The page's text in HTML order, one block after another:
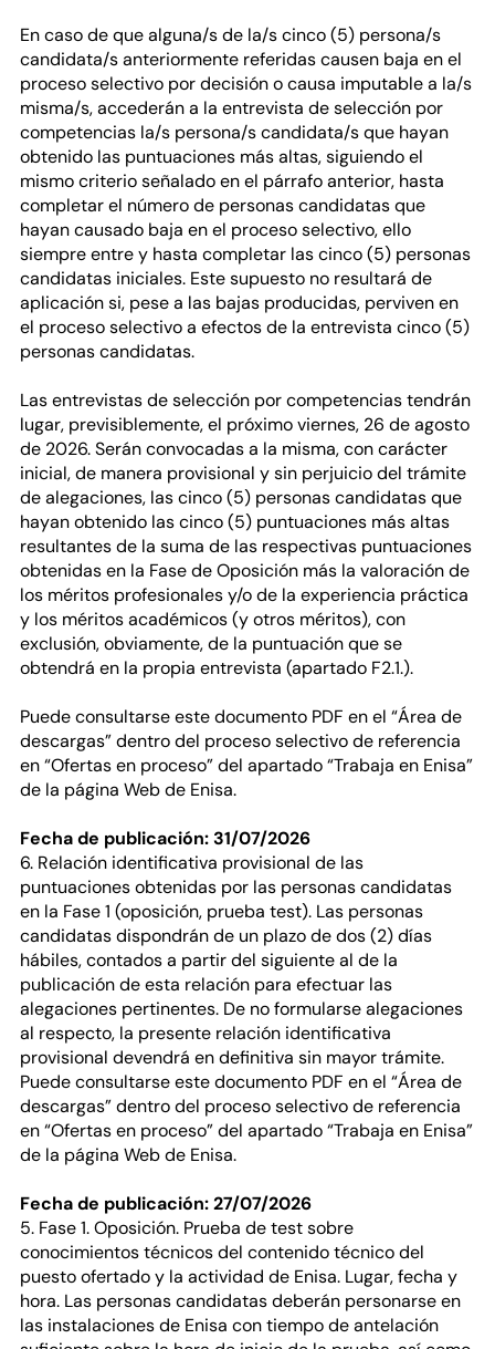
En caso de que alguna/s de la/s cinco (5) persona/s
candidata/s anteriormente referidas causen baja en el
proceso selectivo por decisión o causa imputable a la/s
misma/s, accederán a la entrevista de selección por
competencias la/s persona/s candidata/s que hayan
obtenido las puntuaciones más altas, siguiendo el
mismo criterio señalado en el párrafo anterior, hasta
completar el número de personas candidatas que
hayan causado baja en el proceso selectivo, ello
siempre entre y hasta completar las cinco (5) personas
candidatas iniciales. Este supuesto no resultará de
aplicación si, pese a las bajas producidas, perviven en
el proceso selectivo a efectos de la entrevista cinco (5)
personas candidatas.
Las entrevistas de selección por competencias tendrán
lugar, previsiblemente, el próximo viernes, 26 de agosto
de 2026. Serán convocadas a la misma, con carácter
inicial, de manera provisional y sin perjuicio del trámite
de alegaciones, las cinco (5) personas candidatas que
hayan obtenido las cinco (5) puntuaciones más altas
resultantes de la suma de las respectivas puntuaciones
obtenidas en la Fase de Oposición más la valoración de
los méritos profesionales y/o de la experiencia práctica
y los méritos académicos (y otros méritos), con
exclusión, obviamente, de la puntuación que se
obtendrá en la propia entrevista (apartado F2.1.).
Puede consultarse este documento PDF en el “Área de
descargas” dentro del proceso selectivo de referencia
en “Ofertas en proceso” del apartado “Trabaja en Enisa”
de la página Web de Enisa.
Fecha de publicación: 31/07/2026
6. Relación identificativa provisional de las
puntuaciones obtenidas por las personas candidatas
en la Fase 1 (oposición, prueba test). Las personas
candidatas dispondrán de un plazo de dos (2) días
hábiles, contados a partir del siguiente al de la
publicación de esta relación para efectuar las
alegaciones pertinentes. De no formularse alegaciones
al respecto, la presente relación identificativa
provisional devendrá en definitiva sin mayor trámite.
Puede consultarse este documento PDF en el “Área de
descargas” dentro del proceso selectivo de referencia
en “Ofertas en proceso” del apartado “Trabaja en Enisa”
de la página Web de Enisa.
Fecha de publicación: 27/07/2026
5. Fase 1. Oposición. Prueba de test sobre
conocimientos técnicos del contenido técnico del
puesto ofertado y la actividad de Enisa. Lugar, fecha y
hora. Las personas candidatas deberán personarse en
las instalaciones de Enisa con tiempo de antelación